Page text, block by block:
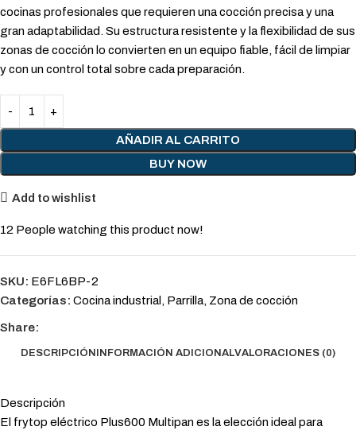
cocinas profesionales que requieren una cocción precisa y una
gran adaptabilidad. Su estructura resistente y la flexibilidad de sus
zonas de cocción lo convierten en un equipo fiable, fácil de limpiar
y con un control total sobre cada preparación.
AÑADIR AL CARRITO
BUY NOW
Add to wishlist
12 People watching this product now!
SKU: E6FL6BP-2
Categorías: Cocina industrial , Parrilla, Zona de cocción
Share:
DESCRIPCIÓNINFORMACIÓN ADICIONALVALORACIONES (0)
Descripción
El frytop eléctrico Plus600 Multipan es la elección ideal para